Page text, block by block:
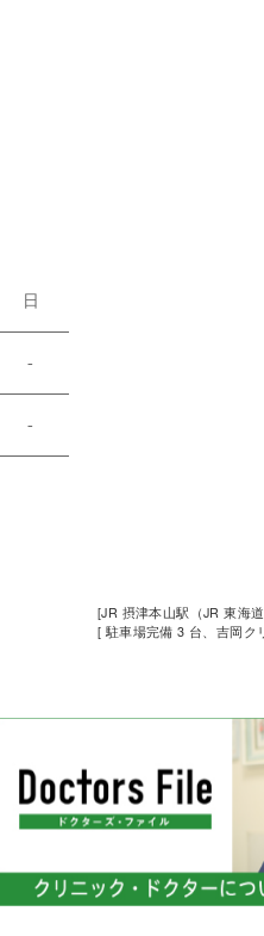
日
-
-
[JR 摂津本山駅（JR 東海
[ 駐車場完備 3 台、吉岡ク